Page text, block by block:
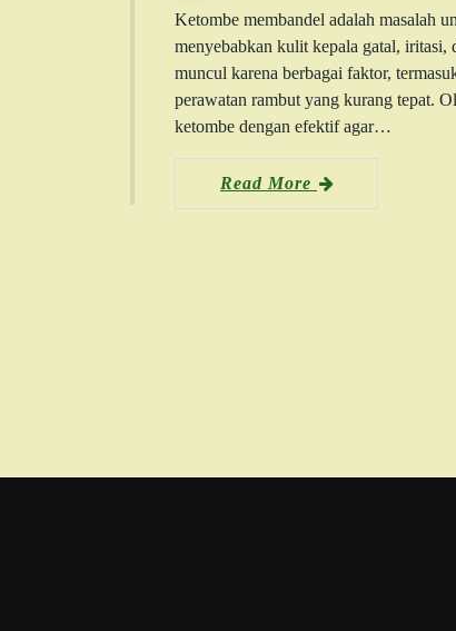
Ketombe membandel adalah masalah
menyebabkan kulit kepala gatal, iritasi,
muncul karena berbagai faktor,
perawatan rambut yang kurang tepat.
ketombe dengan efektif agar…
Read More